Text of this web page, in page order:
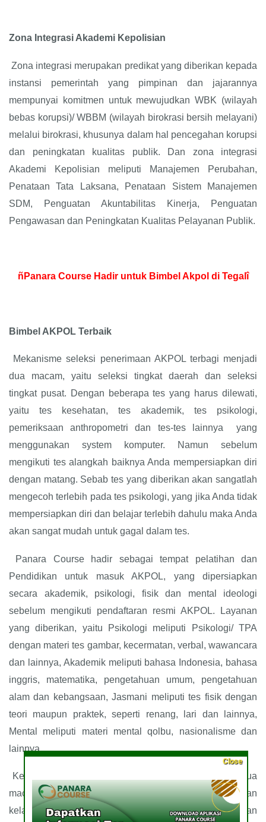
Zona Integrasi Akademi Kepolisian
Zona integrasi merupakan predikat yang diberikan kepada
instansi pemerintah yang pimpinan dan jajarannya
mempunyai komitmen untuk mewujudkan WBK (wilayah
bebas korupsi)/ WBBM (wilayah birokrasi bersih melayani)
melalui birokrasi, khusunya dalam hal pencegahan korupsi
dan peningkatan kualitas publik. Dan zona integrasi
Akademi Kepolisian meliputi Manajemen Perubahan,
Penataan Tata Laksana, Penataan Sistem Manajemen
SDM, Penguatan Akuntabilitas Kinerja, Penguatan
Pengawasan dan Peningkatan Kualitas Pelayanan Publik.
ñPanara Course Hadir untuk Bimbel Akpol di Tegalî
Bimbel AKPOL Terbaik
Mekanisme seleksi penerimaan AKPOL terbagi menjadi
dua macam, yaitu seleksi tingkat daerah dan seleksi
tingkat pusat. Dengan beberapa tes yang harus dilewati,
yaitu tes kesehatan, tes akademik, tes psikologi,
pemeriksaan anthropometri dan tes-tes lainnya yang
menggunakan system komputer. Namun sebelum
mengikuti tes alangkah baiknya Anda mempersiapkan diri
dengan matang. Sebab tes yang diberikan akan sangatlah
mengecoh terlebih pada tes psikologi, yang jika Anda tidak
mempersiapkan diri dan belajar terlebih dahulu maka Anda
akan sangat mudah untuk gagal dalam tes.
Panara Course hadir sebagai tempat pelatihan dan
Pendidikan untuk masuk AKPOL, yang dipersiapkan
secara akademik, psikologi, fisik dan mental ideologi
sebelum mengikuti pendaftaran resmi AKPOL. Layanan
yang diberikan, yaitu Psikologi meliputi Psikologi/ TPA
dengan materi tes gambar, kecermatan, verbal, wawancara
dan lainnya, Akademik meliputi bahasa Indonesia, bahasa
inggris, matematika, pengetahuan umum, pengetahuan
alam dan kebangsaan, Jasmani meliputi tes fisik dengan
teori maupun praktek, seperti renang, lari dan lainnya,
Mental meliputi materi mental qolbu, nasionalisme dan
lainnya.
Kelas yang disediakan oleh Panara Course terdapat dua
macam, yaitu privat dan regular. Kelas privat merupakan
kelas yang diisi oleh satu siswa dan satu tentor dengan
Close